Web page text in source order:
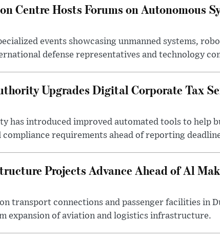
Centre Hosts Forums on Autonomous
events showcasing unmanned systems,
defense representatives and technology
Upgrades Digital Corporate Tax
has introduced improved automated tools to help
requirements ahead of reporting
Projects Advance Ahead of Al
transport connections and passenger facilities in
expansion of aviation and logistics infrastructure.